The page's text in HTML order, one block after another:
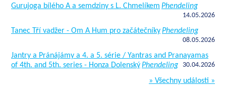
Gurujoga bílého A a semdziny s L. Chmelíkem Phendeling
14.05.2026
Tanec Tří vadžer - Om A Hum pro začátečníkyPhendeling
08.05.2026
Jantry a Pránájámy a 4. a 5. série / Yantras and Pranayamas
of 4th. and 5th. series - Honza DolenskýPhendeling 30.04.2026
» Všechny události »